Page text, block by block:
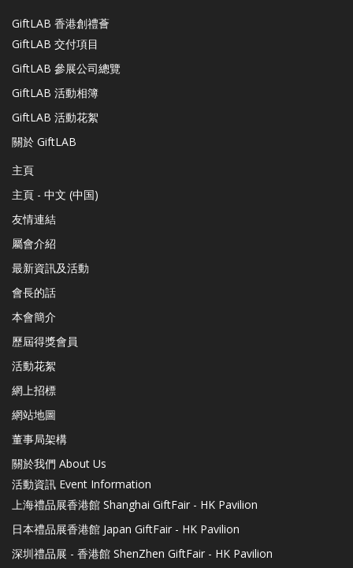
GiftLAB 香港創禮薈
GiftLAB 交付項目
GiftLAB 參展公司總覽
GiftLAB 活動相簿
GiftLAB 活動花絮
關於 GiftLAB
主頁
主頁 - 中文 (中国)
友情連結
屬會介紹
最新資訊及活動
會長的話
本會簡介
歷屆得獎會員
活動花絮
網上招標
網站地圖
董事局架構
關於我們 About Us
活動資訊 Event Information
上海禮品展香港館 Shanghai GiftFair - HK Pavilion
日本禮品展香港館 Japan GiftFair - HK Pavilion
深圳禮品展 - 香港館 ShenZhen GiftFair - HK Pavilion